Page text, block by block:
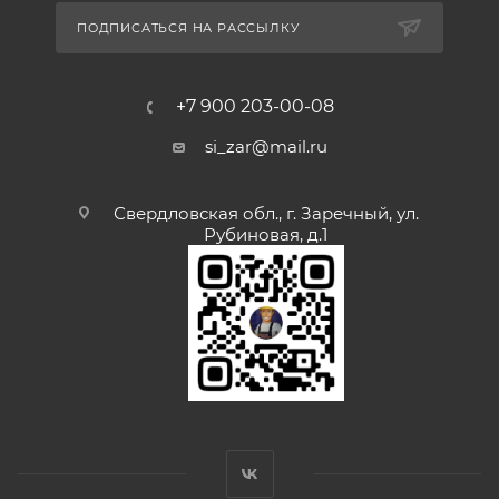
ПОДПИСАТЬСЯ НА РАССЫЛКУ
+7 900 203-00-08
si_zar@mail.ru
Свердловская обл., г. Заречный, ул.
Рубиновая, д.1